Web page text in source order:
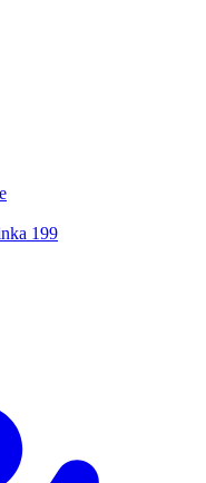
199